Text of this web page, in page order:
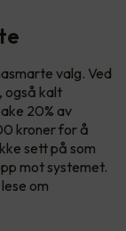
valg. Ved
også kalt
20% av
kroner for å
sett på som
mot systemet.
om